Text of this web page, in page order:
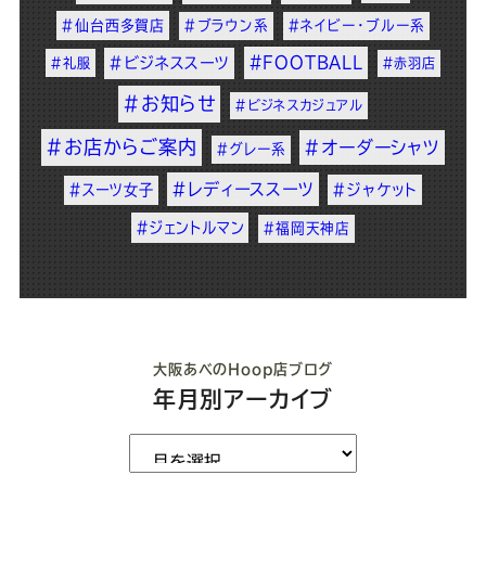
#仙台西多賀店 #ブラウン系 #ネイビー・ブルー系
#礼服 #ビジネススーツ #FOOTBALL #赤羽店
#お知らせ #ビジネスカジュアル
#お店からご案内 #グレー系 #オーダーシャツ
#スーツ女子 #レディーススーツ #ジャケット
#ジェントルマン #福岡天神店
大阪あべのHoop店ブログ
年月別アーカイブ